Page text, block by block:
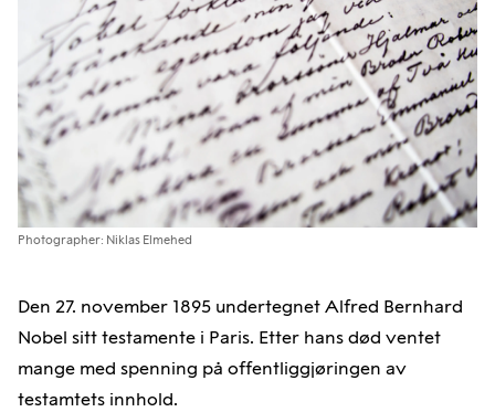
Photographer: Niklas Elmehed
Den 27. november 1895 undertegnet Alfred Bernhard
Nobel sitt testamente i Paris. Etter hans død ventet
mange med spenning på offentliggjøringen av
testamtets innhold.